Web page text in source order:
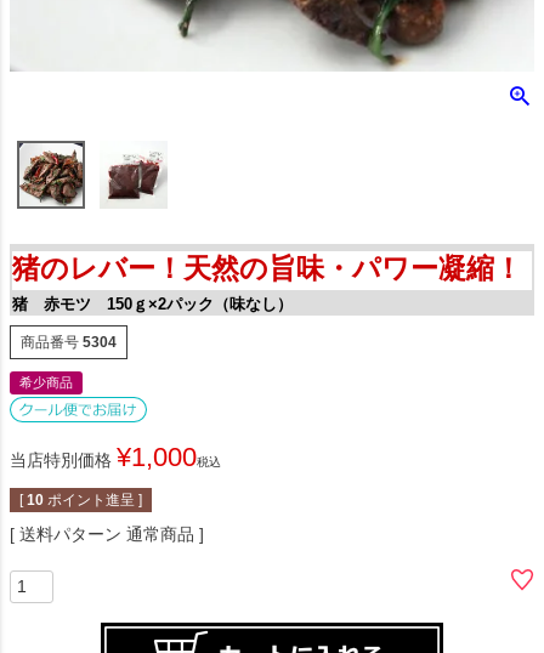
猪のレバー！天然の旨味・パワー凝縮！
猪 赤モツ 150ｇ×2パック（味なし）
商品番号 5304
希少商品
当店特別価格 ¥1,000税込
[ 10 ポイント進呈 ]
送料パターン 通常商品